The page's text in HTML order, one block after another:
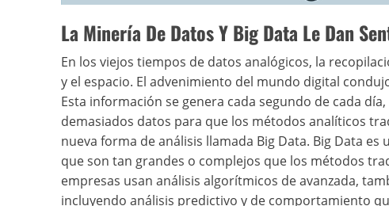
La Minería De Datos Y Big Data Le Dan
En los viejos tiempos de datos analógicos, la
y el espacio. El advenimiento del mundo digital
Esta información se genera cada segundo de cada
demasiados datos para que los métodos analíticos
nueva forma de análisis llamada Big Data. Big Data
que son tan grandes o complejos que los métodos
empresas usan análisis algorítmicos de avanzada,
incluyendo análisis predictivo y de comportamiento